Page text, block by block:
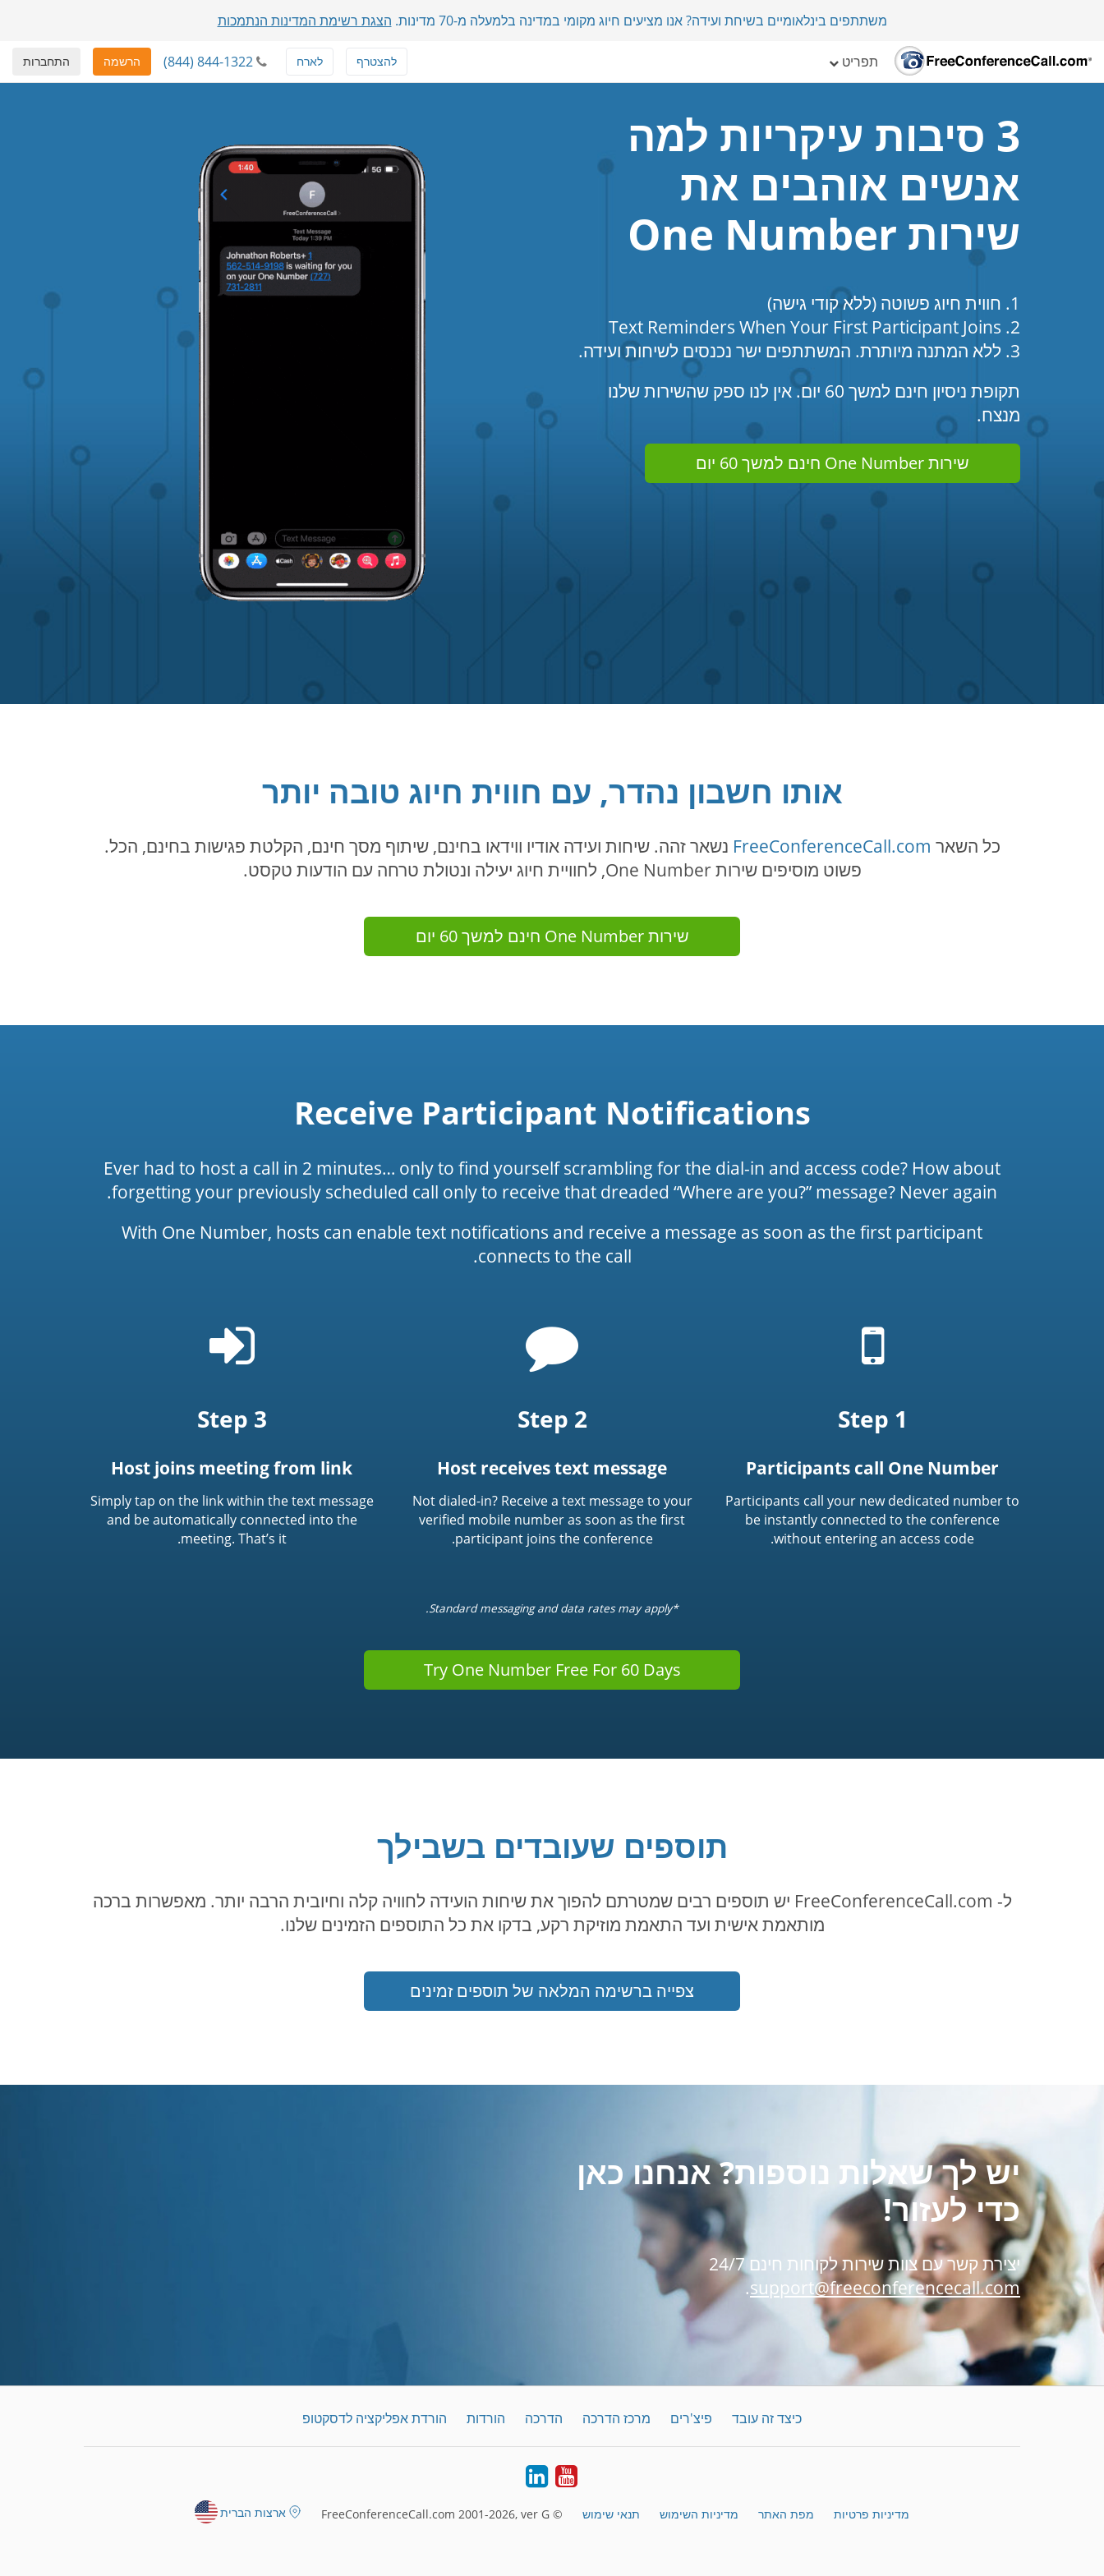
משתתפים בינלאומיים בשיחת ועידה? אנו מציעים חיוג מקומי במדינה בלמעלה מ-70 מדינות. הצגת רשימת המדינות הנתמכות
תפריט התחברות הרשמה (844) 844-1322 להצטרף לארח
3 סיבות עיקריות למה
אנשים אוהבים את
שירות One Number
1. חווית חיוג פשוטה (ללא קודי גישה)
2. Text Reminders When Your First Participant Joins
3. ללא המתנה מיותרת. המשתתפים ישר נכנסים לשיחות ועידה.
תקופת ניסיון חינם למשך 60 יום. אין לנו ספק שהשירות שלנו
מנצח.
שירות One Number חינם למשך 60 יום
אותו חשבון נהדר, עם חווית חיוג טובה יותר
כל השאר FreeConferenceCall.com נשאר זהה. שיחות ועידה אודיו ווידאו בחינם, שיתוף מסך חינם, הקלטת פגישות בחינם, הכל.
פשוט מוסיפים שירות One Number, לחוויית חיוג יעילה ונטולת טרחה עם הודעות טקסט.
שירות One Number חינם למשך 60 יום
Receive Participant Notifications
Ever had to host a call in 2 minutes… only to find yourself scrambling for the dial-in and access code? How about
forgetting your previously scheduled call only to receive that dreaded “Where are you?” message? Never again.
With One Number, hosts can enable text notifications and receive a message as soon as the first participant
connects to the call.
Mobile
icon
Step 1
Participants call One Number
Participants call your new dedicated number to
be instantly connected to the conference
without entering an access code.
bubble
Step 2
Host receives text message
Not dialed-in? Receive a text message to your
verified mobile number as soon as the first
participant joins the conference.
in
Step 3
Host joins meeting from link
Simply tap on the link within the text message
and be automatically connected into the
meeting. That’s it.
*Standard messaging and data rates may apply.
Try One Number Free For 60 Days
תוספים שעובדים בשבילך
ל- FreeConferenceCall.com יש תוספים רבים שמטרתם להפוך את שיחות הועידה לחוויה קלה וחיובית הרבה יותר. מאפשרות ברכה
מותאמת אישית ועד התאמת מוזיקת רקע, בדקו את כל התוספים הזמינים שלנו.
צפייה ברשימה המלאה של תוספים זמינים
יש לך שאלות נוספות? אנחנו כאן
כדי לעזור!
יצירת קשר עם צוות שירות לקוחות חינם 24/7
support@freeconferencecall.com
.
כיצד זה עובד פיצ'רים מרכז הדרכה הדרכה הורדות הורדת אפליקציה לדסקטופ
YouTube
LinkedIn
מדיניות פרטיות מפת האתר מדיניות השימוש תנאי שימוש © FreeConferenceCall.com 2001-2026, ver G ארצות הברית